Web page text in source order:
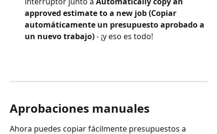
approved estimate to a new job (Copiar
automáticamente un presupuesto aprobado a
un nuevo trabajo) - ¡y eso es todo!
Aprobaciones manuales
Ahora puedes copiar fácilmente presupuestos a